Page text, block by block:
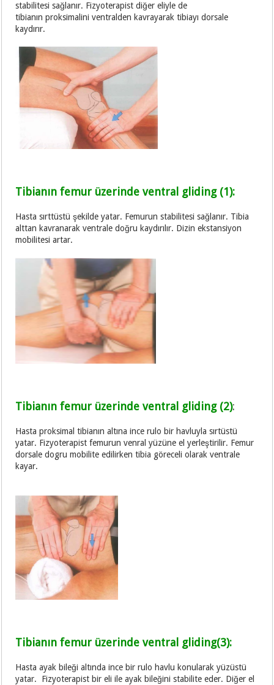
stabilitesi sağlanır. Fizyoterapist diğer eliyle de
tibianın proksimalini ventralden kavrayarak tibiayı dorsale
kaydırır.
Tibianın femur üzerinde ventral gliding (1):
Hasta sırttüstü şekilde yatar. Femurun stabilitesi sağlanır. Tibia
alttan kavranarak ventrale doğru kaydırılır. Dizin ekstansiyon
mobilitesi artar.
Tibianın femur üzerinde ventral gliding (2):
Hasta proksimal tibianın altına ince rulo bir havluyla sırtüstü
yatar. Fizyoterapist femurun venral yüzüne el yerleştirilir. Femur
dorsale dogru mobilite edilirken tibia göreceli olarak ventrale
kayar.
Tibianın femur üzerinde ventral gliding(3):
Hasta ayak bileği altında ince bir rulo havlu konularak yüzüstü
yatar. Fizyoterapist bir eli ile ayak bileğini stabilite eder. Diğer el